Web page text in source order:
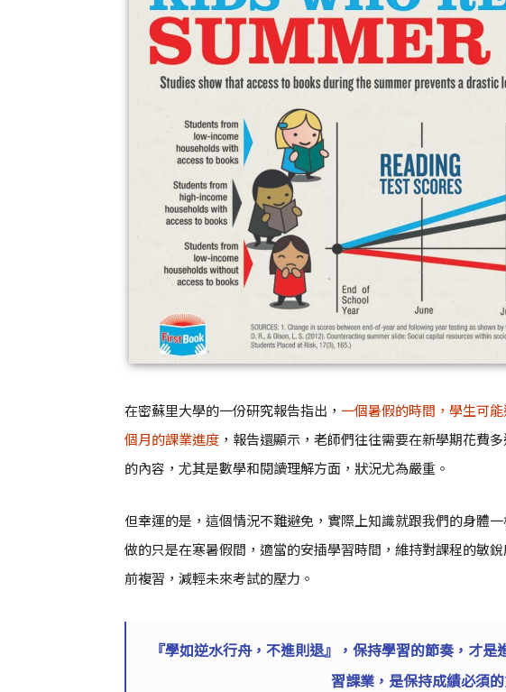
在密蘇里大學的一份研究報告指出， 一個暑假的時間，學生可
個月的課業進度 ，報告還顯示，老師們往往需要在新學期花費
的內容，尤其是數學和閱讀理解方面，狀況尤為嚴重。
但幸運的是，這個情況不難避免，實際上知識就跟我們的身體
做的只是在寒暑假間，適當的安插學習時間，維持對課程的敏
前複習，減輕未來考試的壓力。
『學如逆水行舟，不進則退』，保持學習的節奏，才
習課業，是保持成績必須的